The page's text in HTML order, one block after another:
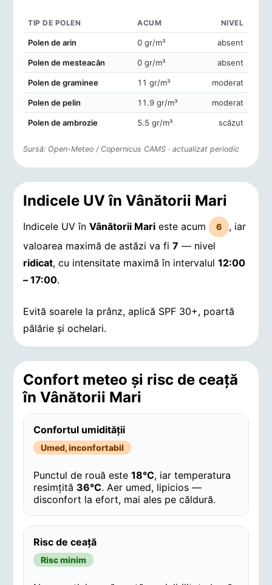
Concentrații de polen în aerul din Vânătorii Mari
TIP DE POLEN ACUM NIVEL
Polen de arin 0 gr/m³ absent
Polen de mesteacăn 0 gr/m³ absent
Polen de graminee 11 gr/m³ moderat
Polen de pelin 11.9 gr/m³ moderat
Polen de ambrozie 5.5 gr/m³ scăzut
Sursă: Open-Meteo / Copernicus CAMS · actualizat periodic
Indicele UV în Vânătorii Mari
Indicele UV înVânătorii Mari este acum 6
, iar
valoarea maximă de astăzi va fi7 — nivel
ridicat, cu intensitate maximă în intervalul12:00
– 17:00.
Evită soarele la prânz, aplică SPF 30+, poartă
pălărie și ochelari.
Confort meteo și risc de ceață
în Vânătorii Mari
Confortul umidității
Umed, inconfortabil
Punctul de rouă este18°C, iar temperatura
resimțită 36°C. Aer umed, lipicios —
disconfort la efort, mai ales pe căldură.
Risc de ceață
Risc minim